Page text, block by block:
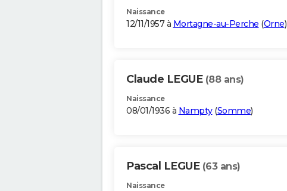
Naissance
12/11/1957 à Mortagne-au-Perche (Orne)
Claude LEGUE (88 ans)
Naissance
08/01/1936 à Nampty(Somme)
Pascal LEGUE (63 ans)
Naissance